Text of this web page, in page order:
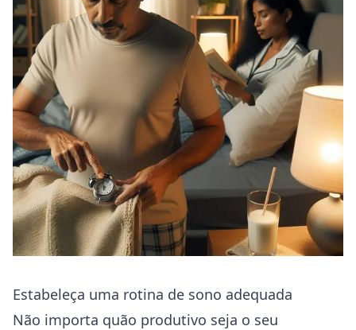
Estabeleça uma rotina de sono adequada
Não importa quão produtivo seja o seu